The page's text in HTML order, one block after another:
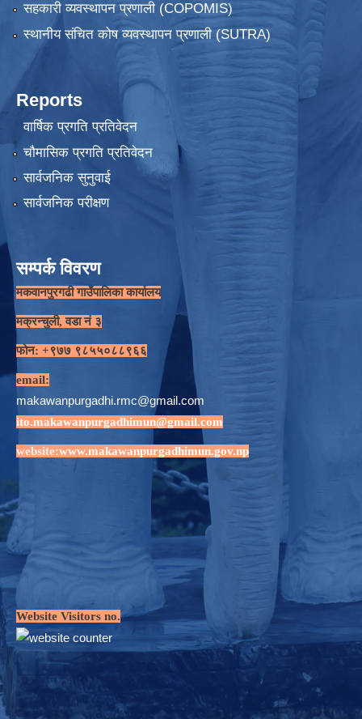
सहकारी व्यवस्थापन प्रणाली (COPOMIS)
स्थानीय संचित कोष व्यवस्थापन प्रणाली (SUTRA)
Reports
वार्षिक प्रगति प्रतिवेदन
चौमासिक प्रगति प्रतिवेदन
सार्वजनिक सुनुवाई
सार्वजनिक परीक्षण
सम्पर्क विवरण
मकवानपुरगढी गाउँपालिका कार्यालय
मक्रन्चुली, वडा नं ३
फोन: +९७७ ९८५५०८८९६६
email:
makawanpurgadhi.rmc@gmail.com
ito.makawanpurgadhimun@gmail.com
website:www.makawanpurgadhimun.gov.np
Website Visitors no.